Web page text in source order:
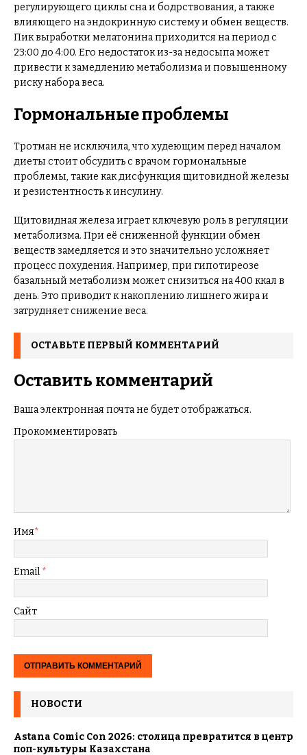
регулирующего циклы сна и бодрствования, а также
влияющего на эндокринную систему и обмен веществ.
Пик выработки мелатонина приходится на период с
23:00 до 4:00. Его недостаток из-за недосыпа может
привести к замедлению метаболизма и повышенному
риску набора веса.
Гормональные проблемы
Тротман не исключила, что худеющим перед началом
диеты стоит обсудить с врачом гормональные
проблемы, такие как дисфункция щитовидной железы
и резистентность к инсулину.
Щитовидная железа играет ключевую роль в регуляции
метаболизма. При её сниженной функции обмен
веществ замедляется и это значительно усложняет
процесс похудения. Например, при гипотиреозе
базальный метаболизм может снизиться на 400 ккал в
день. Это приводит к накоплению лишнего жира и
затрудняет снижение веса.
ОСТАВЬТЕ ПЕРВЫЙ КОММЕНТАРИЙ
Оставить комментарий
Ваша электронная почта не будет отображаться.
Прокомментировать
Имя*
Email *
Сайт
НОВОСТИ
Astana Comic Con 2026: столица превратится в центр
поп-культуры Казахстана